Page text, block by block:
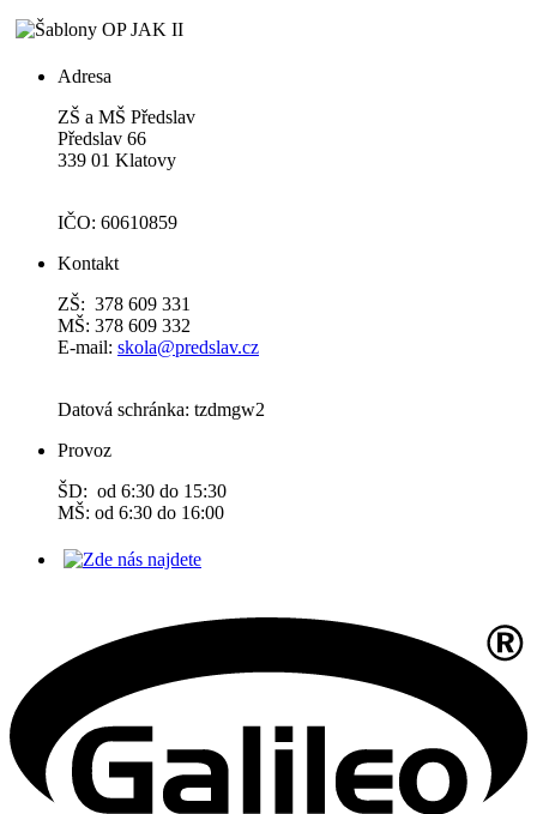
Adresa
ZŠ a MŠ Předslav
Předslav 66
339 01 Klatovy
IČO: 60610859
Kontakt
ZŠ: 378 609 331
MŠ: 378 609 332
E-mail: skola@predslav.cz
Datová schránka: tzdmgw2
Provoz
ŠD: od 6:30 do 15:30
MŠ: od 6:30 do 16:00